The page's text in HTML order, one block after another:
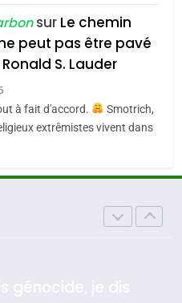
d’Isaac:
pourrait
à 13 pays
latine
l’année la plus
selon le
DIGNE ET RÉSILIENTE :
sur Le chemin
peut pas être pavé
S. Lauder
à fait d'accord.
Smotrich,
extrêmistes vivent dans
: Les amandes de
le miel de Tadla
produits
– Vanessa De